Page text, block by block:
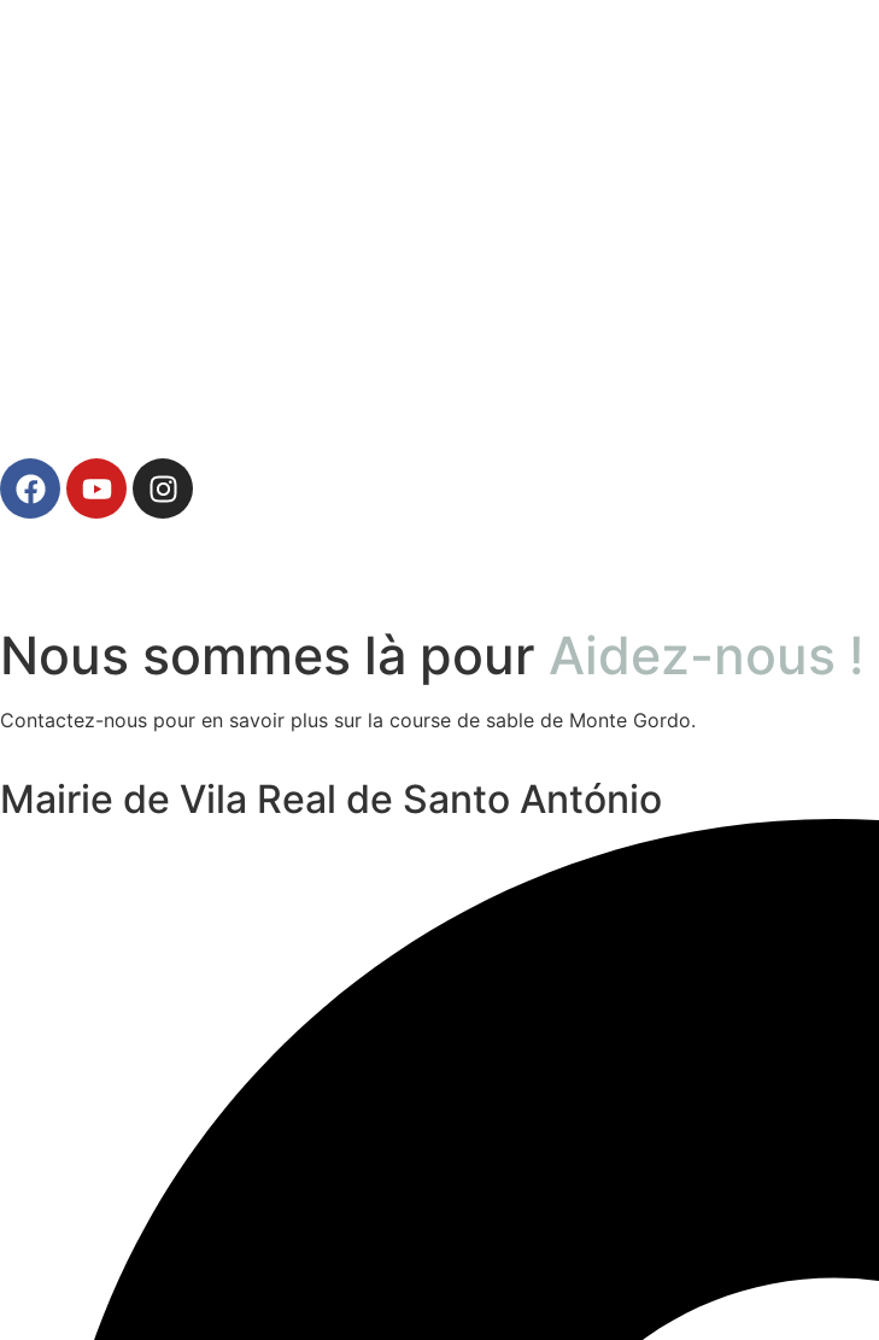
Nous sommes là pour Aidez-nous !
Contactez-nous pour en savoir plus sur la course de sable de Monte Gordo.
Mairie de Vila Real de Santo António